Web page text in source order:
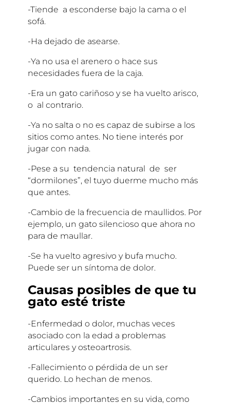
-Tiende a esconderse bajo la cama o el
sofá.
-Ha dejado de asearse.
-Ya no usa el arenero o hace sus
necesidades fuera de la caja.
-Era un gato cariñoso y se ha vuelto arisco,
o al contrario.
-Ya no salta o no es capaz de subirse a los
sitios como antes. No tiene interés por
jugar con nada.
-Pese a su tendencia natural de ser
“dormilones”, el tuyo duerme mucho más
que antes.
-Cambio de la frecuencia de maullidos. Por
ejemplo, un gato silencioso que ahora no
para de maullar.
-Se ha vuelto agresivo y bufa mucho.
Puede ser un síntoma de dolor.
Causas posibles de que tu
gato esté triste
-Enfermedad o dolor, muchas veces
asociado con la edad a problemas
articulares y osteoartrosis.
-Fallecimiento o pérdida de un ser
querido. Lo hechan de menos.
-Cambios importantes en su vida, como